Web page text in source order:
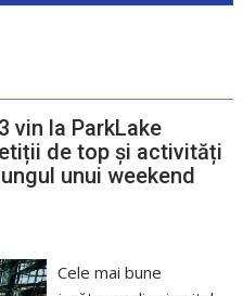
vin la ParkLake
de top și activități
unui weekend
Cele mai bune